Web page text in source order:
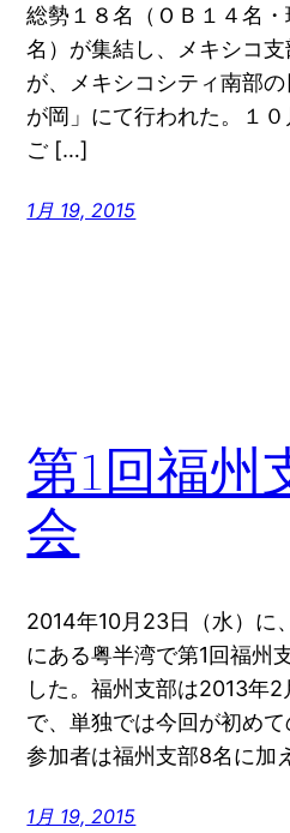
総勢１８名（ＯＢ１４名
名）が集結し、メキシコ
が、メキシコシティ南部
が岡」にて行われた。１
ご […]
1月 19, 2015
第1回福州
会
2014年10月23日（水）に
にある粤半湾で第1回福州
した。福州支部は2013年2
で、単独では今回が初めて
参加者は福州支部8名に加
1月 19, 2015